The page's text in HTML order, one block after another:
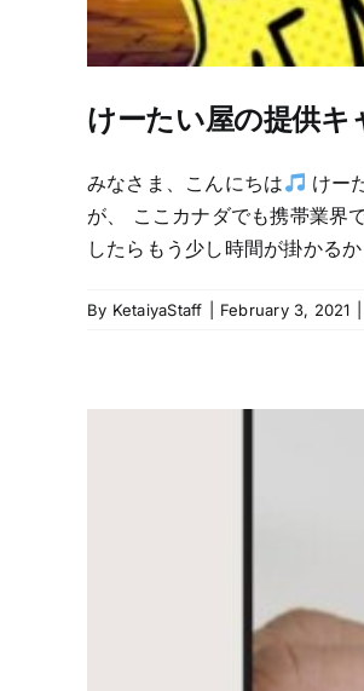
けーたい屋の提供
みなさま、こんにちは けー
が、 ここカナダでも携帯業界
したらもう少し時間が掛かる
By KetaiyaStaff February 3, 2021